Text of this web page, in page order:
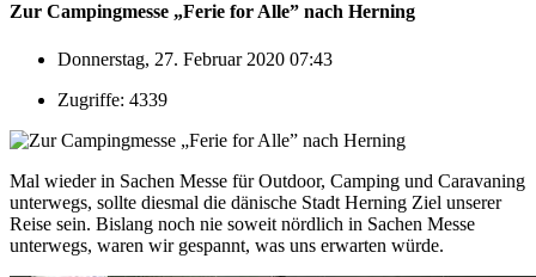
Zur Campingmesse „Ferie for Alle” nach Herning
Donnerstag, 27. Februar 2020 07:43
Zugriffe: 4339
Mal wieder in Sachen Messe für Outdoor, Camping und Caravaning
unterwegs, sollte diesmal die dänische Stadt Herning Ziel unserer
Reise sein. Bislang noch nie soweit nördlich in Sachen Messe
unterwegs, waren wir gespannt, was uns erwarten würde.